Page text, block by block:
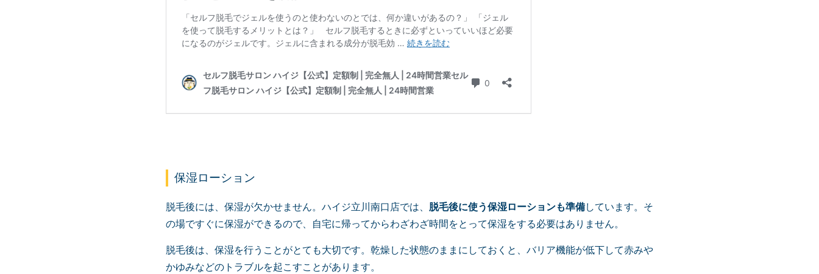
保湿ローション
脱毛後には、保湿が欠かせません。ハイジ立川南口店では、 脱毛後に使う保湿ローションも準備しています。そ
の場ですぐに保湿ができるので、自宅に帰ってからわざわざ時間をとって保湿をする必要はありません。
脱毛後は、保湿を行うことがとても大切です。乾燥した状態のままにしておくと、バリア機能が低下して赤みや
かゆみなどのトラブルを起こすことがあります。